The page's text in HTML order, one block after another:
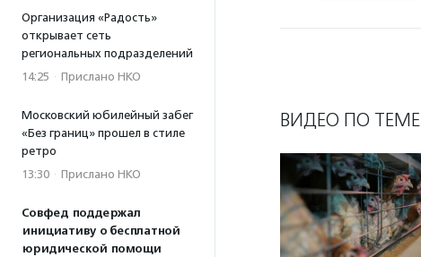
Организация «Радость»
открывает сеть
региональных подразделений
14:25 · Прислано НКО
Московский юбилейный забег
«Без границ» прошел в стиле
ретро
13:30 · Прислано НКО
Совфед поддержал
инициативу о бесплатной
юридической помощи
ВИДЕО ПО ТЕМЕ